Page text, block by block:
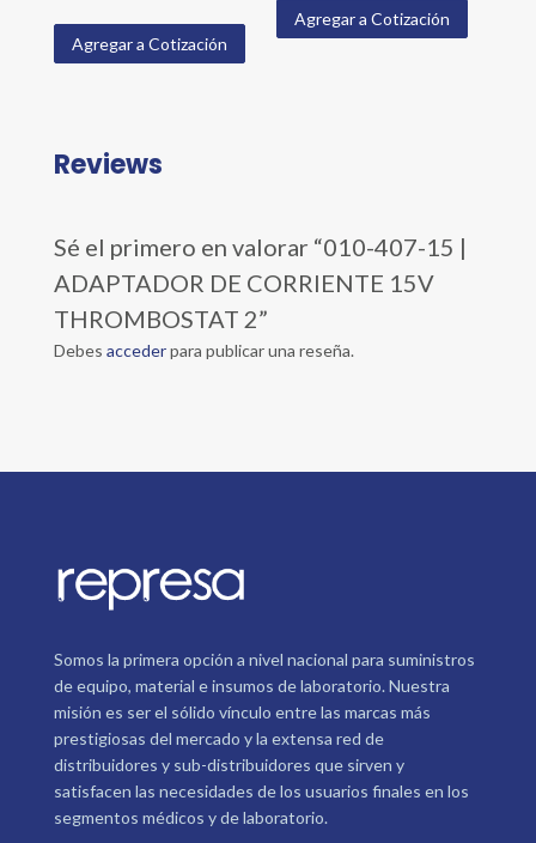
Agregar a Cotización
Agregar a Cotización
Reviews
Sé el primero en valorar “010-407-15 |
ADAPTADOR DE CORRIENTE 15V
THROMBOSTAT 2”
Debes accederpara publicar una reseña.
Somos la primera opción a nivel nacional para suministros
de equipo, material e insumos de laboratorio. Nuestra
misión es ser el sólido vínculo entre las marcas más
prestigiosas del mercado y la extensa red de
distribuidores y sub-distribuidores que sirven y
satisfacen las necesidades de los usuarios finales en los
segmentos médicos y de laboratorio.